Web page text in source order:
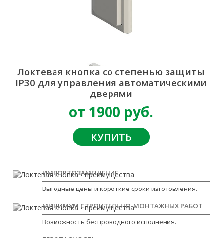
Локтевая кнопка со степенью защиты
IP30 для управления автоматическими
дверями
от 1900 руб.
КУПИТЬ
ИМПОРТОЗАМЕЩЕНИЕ
Выгодные цены и короткие сроки изготовления.
МИНИМУМ СТРОИТЕЛЬНО-МОНТАЖНЫХ РАБОТ
Возможность беспроводного исполнения.